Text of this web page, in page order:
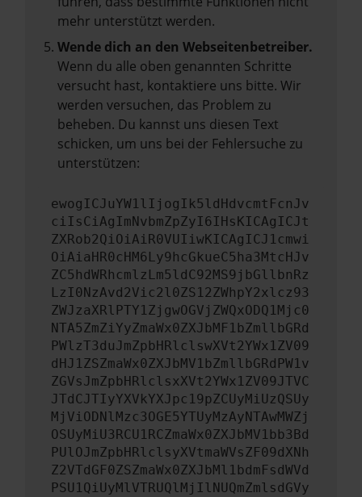
mehr unterstützt werden.
Wende dich an den Webseitenbetreiber.
Wenn du alle oben genannten Schritte
versucht hast, kontaktiere uns bitte. Wir
werden versuchen, das Problem zu
beheben. Du kannst uns diesen Text
schicken, um uns bei der Fehlersuche zu
unterstützen:
ewogICJuYW1lIjogIk5ldHdvcmtFcnJv
ciIsCiAgImNvbmZpZyI6IHsKICAgICJt
ZXRob2QiOiAiR0VUIiwKICAgICJ1cmwi
OiAiaHR0cHM6Ly9hcGkueC5ha3MtcHJv
ZC5hdWRhcmlzLm5ldC92MS9jbGllbnRz
LzI0NzAvd2Vic2l0ZS12ZWhpY2xlcz93
ZWJzaXRlPTY1ZjgwOGVjZWQxODQ1Mjc0
NTA5ZmZiYyZmaWx0ZXJbMF1bZmllbGRd
PWlzT3duJmZpbHRlclswXVt2YWx1ZV09
dHJ1ZSZmaWx0ZXJbMV1bZmllbGRdPW1v
ZGVsJmZpbHRlclsxXVt2YWx1ZV09JTVC
JTdCJTIyYXVkYXJpc19pZCUyMiUzQSUy
MjViODNlMzc3OGE5YTUyMzAyNTAwMWZj
OSUyMiU3RCU1RCZmaWx0ZXJbMV1bb3Bd
PUlOJmZpbHRlclsyXVtmaWVsZF09dXNh
Z2VTdGF0ZSZmaWx0ZXJbMl1bdmFsdWVd
PSU1QiUyMlVTRUQlMjIlNUQmZmlsdGVy